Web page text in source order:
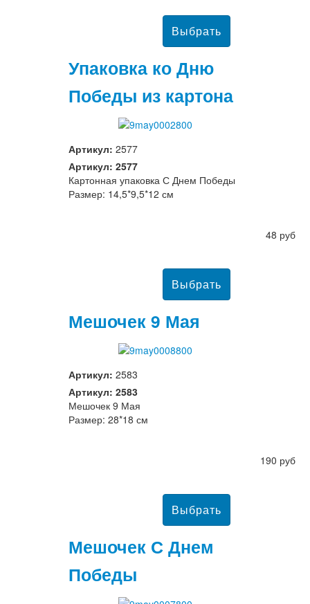
Упаковка ко Дню
Победы из картона
Артикул: 2577
Артикул: 2577
Картонная упаковка С Днем Победы
Размер: 14,5*9,5*12 см
48 руб
Мешочек 9 Мая
Артикул: 2583
Артикул: 2583
Мешочек 9 Мая
Размер: 28*18 см
190 руб
Мешочек С Днем
Победы